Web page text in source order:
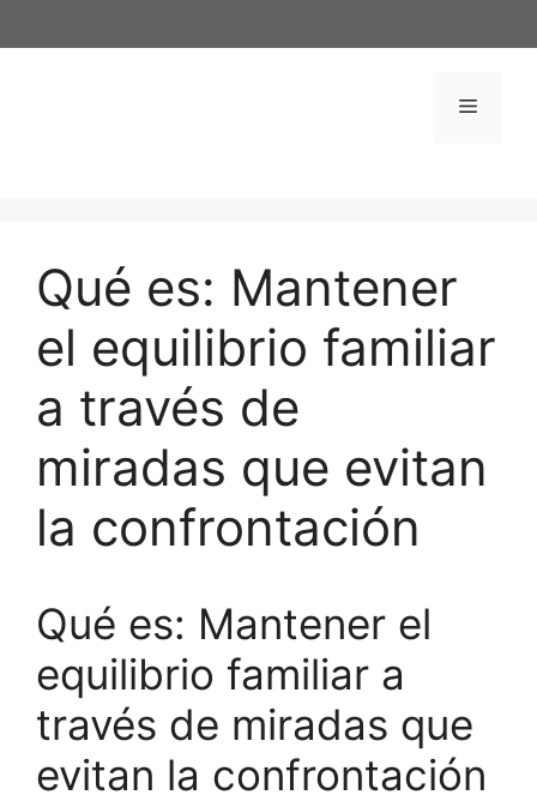
al
Menú
Qué es: Mantener
el equilibrio familiar
a través de
miradas que evitan
la confrontación
Qué es: Mantener el
equilibrio familiar a
través de miradas que
evitan la confrontación